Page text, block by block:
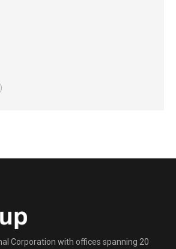
Corporation with offices spanning 20